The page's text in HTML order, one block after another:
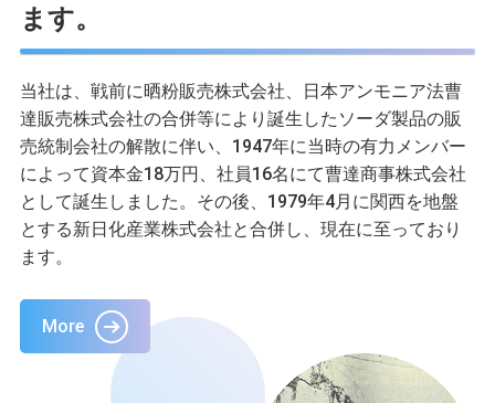
ます。
当社は、戦前に晒粉販売株式会社、日本アンモニア法曹
達販売株式会社の合併等により誕生したソーダ製品の販
売統制会社の解散に伴い、1947年に当時の有力メンバー
によって資本金18万円、社員16名にて曹達商事株式会社
として誕生しました。その後、1979年4月に関西を地盤
とする新日化産業株式会社と合併し、現在に至っており
ます。
More